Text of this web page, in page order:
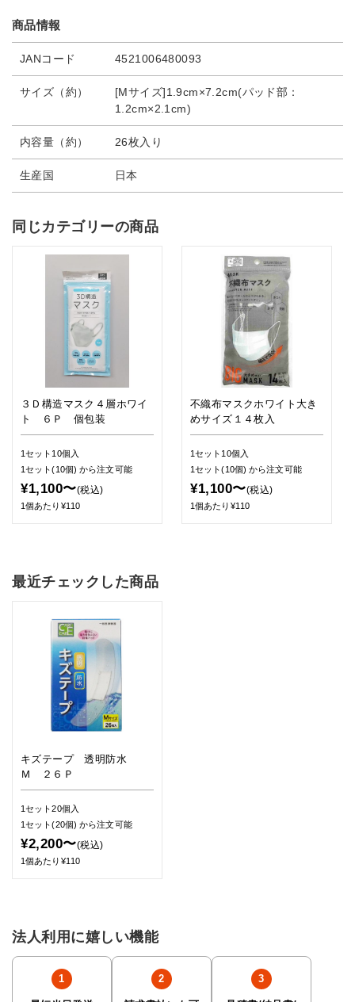
商品情報
JANコード 4521006480093
サイズ（約）
[Mサイズ]1.9cm×7.2cm(パッド部：
1.2cm×2.1cm)
内容量（約） 26枚入り
生産国 日本
同じカテゴリーの商品
３Ｄ構造マスク４層ホワイ
ト ６Ｐ 個包装
1セット10個入
1セット(10個)から注文可能
¥1,100〜(税込)
1個あたり¥110
不織布マスクホワイト大き
めサイズ１４枚入
1セット10個入
1セット(10個)から注文可能
¥1,100〜(税込)
1個あたり¥110
最近チェックした商品
キズテープ 透明防水
Ｍ ２６Ｐ
1セット20個入
1セット(20個)から注文可能
¥2,200〜(税込)
1個あたり¥110
法人利用に嬉しい機能